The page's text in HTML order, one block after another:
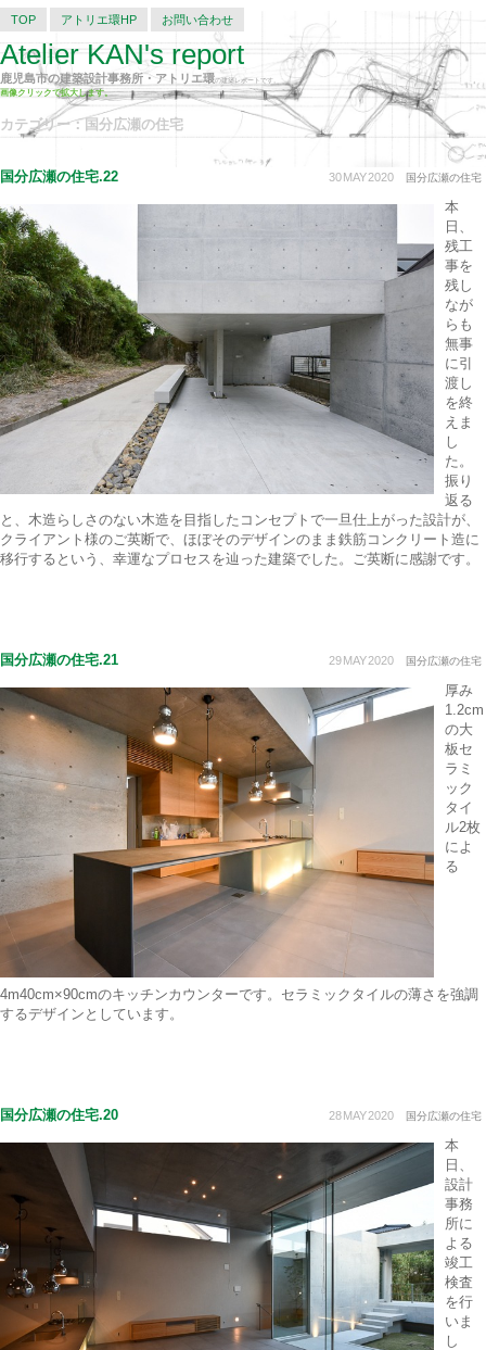
TOP アトリエ環HP お問い合わせ
Atelier KAN's report
鹿児島市の建築設計事務所・アトリエ環の建築レポートです。
画像クリックで拡大します。
カテゴリー：国分広瀬の住宅
30MAY2020 国分広瀬の住宅
国分広瀬の住宅.22
本
日、
残工
事を
残し
なが
らも
無事
に引
渡し
を終
えま
し
た。
振り
返る
と、木造らしさのない木造を目指したコンセプトで一旦仕上がった設計が、
クライアント様のご英断で、ほぼそのデザインのまま鉄筋コンクリート造に
移行するという、幸運なプロセスを辿った建築でした。ご英断に感謝です。
29MAY2020 国分広瀬の住宅
国分広瀬の住宅.21
厚み
1.2cm
の大
板セ
ラミ
ック
タイ
ル2枚
によ
る
4m40cm×90cmのキッチンカウンターです。セラミックタイルの薄さを強調
するデザインとしています。
28MAY2020 国分広瀬の住宅
国分広瀬の住宅.20
本
日、
設計
事務
所に
よる
竣工
検査
を行
いま
し